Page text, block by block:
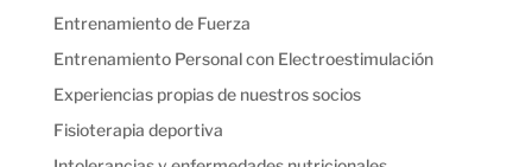
Entrenamiento de Fuerza
Entrenamiento Personal con Electroestimulación
Experiencias propias de nuestros socios
Fisioterapia deportiva